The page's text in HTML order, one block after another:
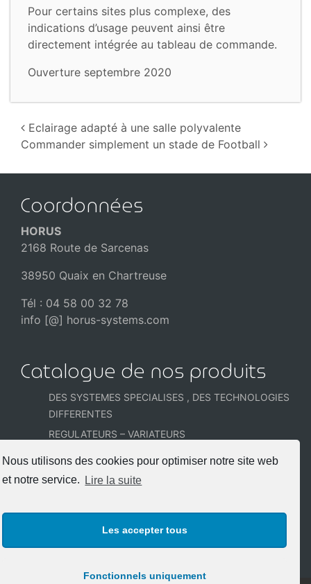
Nous utilisons des cookies pour optimiser notre site web
et notre service.
Lire la suite
Les accepter tous
Fonctionnels uniquement
Pour certains sites plus complexe, des
indications d’usage peuvent ainsi être
directement intégrée au tableau de commande.
Ouverture septembre 2020
Navigation
Eclairage adapté à une salle polyvalente
Commander simplement un stade de Football
Coordonnées
HORUS
2168 Route de Sarcenas
38950 Quaix en Chartreuse
Tél : 04 58 00 32 78
info [@] horus-systems.com
Catalogue de nos produits
DES SYSTEMES SPECIALISES , DES TECHNOLOGIES
DIFFERENTES
REGULATEURS – VARIATEURS
CELLULES et SONDES PHOTOMETRIQUES
COFFRETS et ARMOIRES PRECABLEES
Portes piétonnes
Portes Industrielles